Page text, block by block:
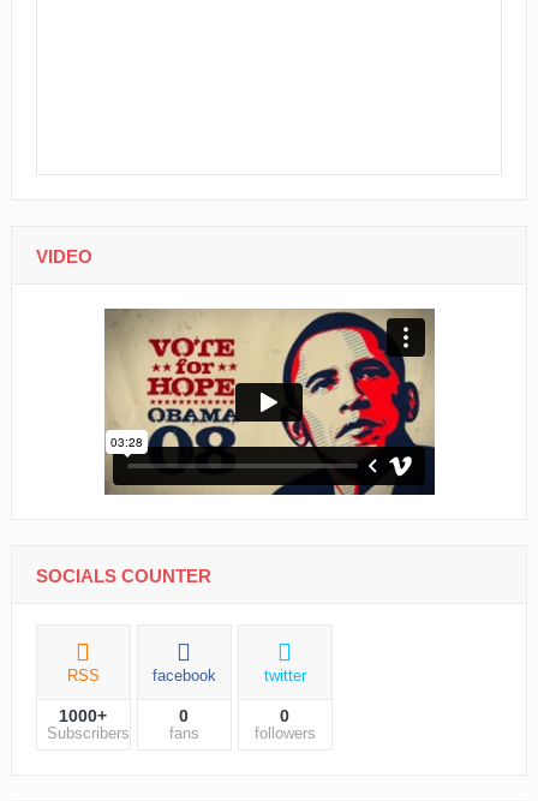
VIDEO
SOCIALS COUNTER
RSS
1000+
Subscribers
facebook
0
fans
twitter
0
followers